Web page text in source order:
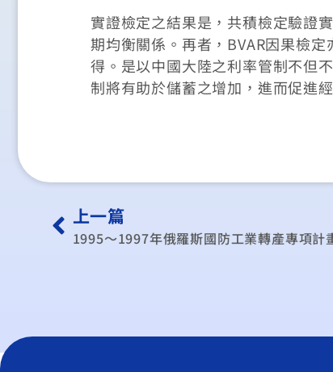
實證檢定之結果是，共積檢定驗證
期均衡關係。再者，BVAR因果檢
得。是以中國大陸之利率管制不但
制將有助於儲蓄之增加，進而促進
上一篇
1995～1997年俄羅斯國防工業轉產專項計